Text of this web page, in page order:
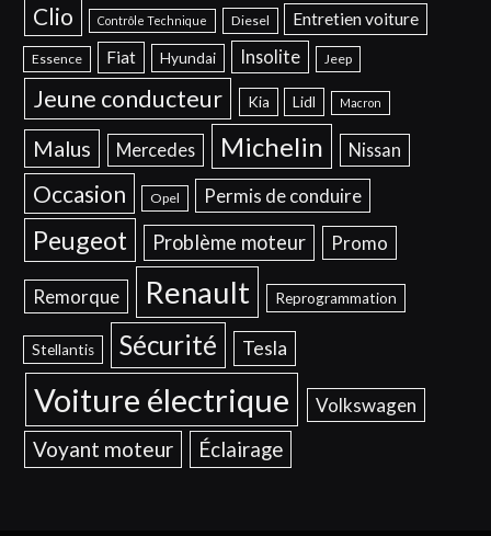
Clio Contrôle Technique Diesel Entretien voiture
Essence Fiat Hyundai Insolite Jeep
Jeune conducteur Kia Lidl Macron
Malus Mercedes Michelin Nissan
Occasion Opel Permis de conduire
Peugeot Problème moteur Promo
Remorque Renault Reprogrammation
Stellantis Sécurité Tesla
Voiture électrique Volkswagen
Voyant moteur Éclairage